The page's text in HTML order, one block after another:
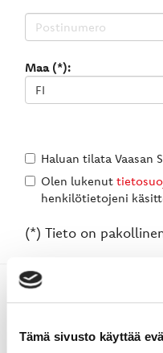
Tämä sivusto käyttää
Maa (*):
Haluan tilata Vaasan
Olen lukenut
henkilötietojeni
(*) Tieto on